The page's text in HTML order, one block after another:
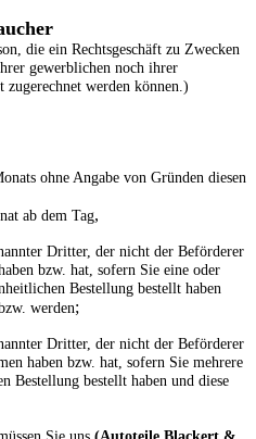
die ein Rechtsgeschäft zu Zwecken
gewerblichen noch ihrer
werden können.)
ohne Angabe von Gründen diesen
ab dem Tag,
Dritter, der nicht der Beförderer
bzw. hat, sofern Sie eine oder
Bestellung bestellt haben
werden;
Dritter, der nicht der Beförderer
haben bzw. hat, sofern Sie mehrere
Bestellung bestellt haben und diese